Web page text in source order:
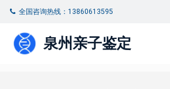
全国咨询热线：13860613595
泉州亲子鉴定